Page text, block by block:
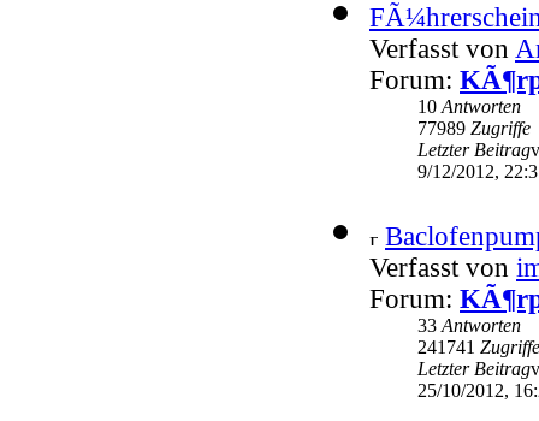
Verfasst von
Forum:
10 Antworten
77989 Zugriffe
Letzter Beitrag
9/12/2012,
Verfasst von
Forum:
33 Antworten
241741 Zugriffe
Letzter Beitrag
25/10/2012,